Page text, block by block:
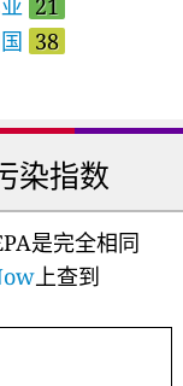
21
38
染指数
是完全相同
上查到